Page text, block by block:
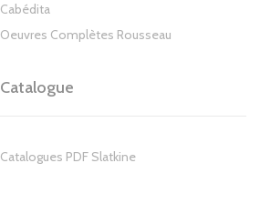
Cabédita
Oeuvres Complètes Rousseau
Catalogue
Catalogues PDF Slatkine